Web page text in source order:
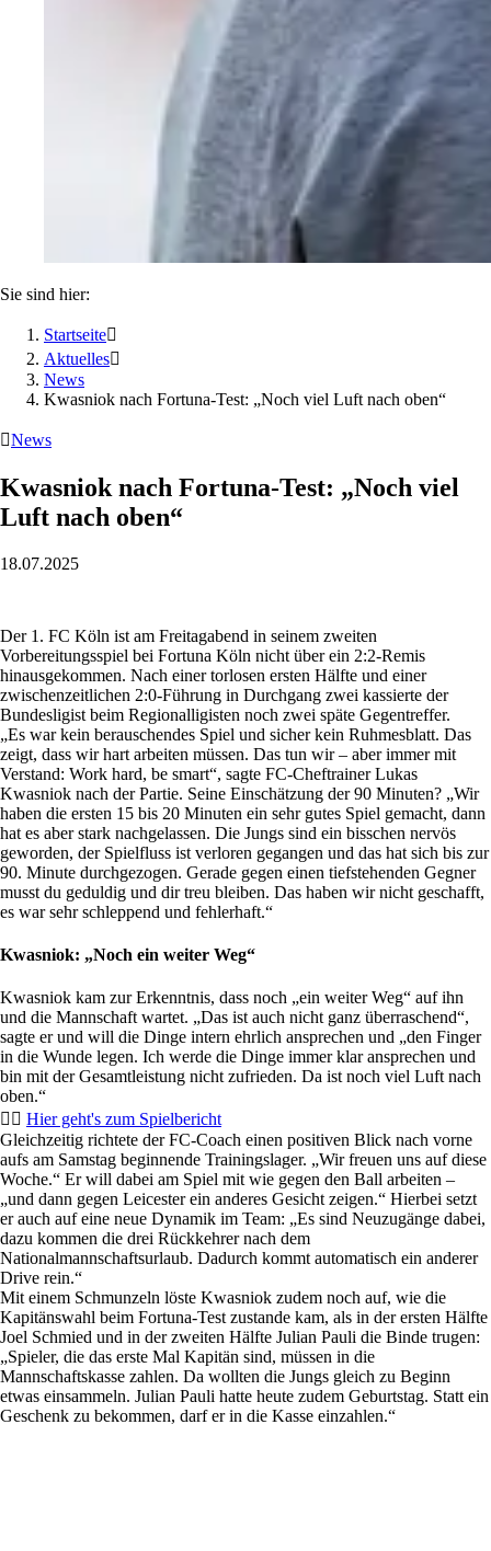
Sie sind hier:
Startseite
Aktuelles
News
Kwasniok nach Fortuna-Test: „Noch viel Luft nach oben“
News
Kwasniok nach Fortuna-Test: „Noch viel
Luft nach oben“
18.07.2025
Der 1. FC Köln ist am Freitagabend in seinem zweiten
Vorbereitungsspiel bei Fortuna Köln nicht über ein 2:2-Remis
hinausgekommen. Nach einer torlosen ersten Hälfte und einer
zwischenzeitlichen 2:0-Führung in Durchgang zwei kassierte der
Bundesligist beim Regionalligisten noch zwei späte Gegentreffer.
„Es war kein berauschendes Spiel und sicher kein Ruhmesblatt. Das
zeigt, dass wir hart arbeiten müssen. Das tun wir – aber immer mit
Verstand: Work hard, be smart“, sagte FC-Cheftrainer Lukas
Kwasniok nach der Partie. Seine Einschätzung der 90 Minuten? „Wir
haben die ersten 15 bis 20 Minuten ein sehr gutes Spiel gemacht, dann
hat es aber stark nachgelassen. Die Jungs sind ein bisschen nervös
geworden, der Spielfluss ist verloren gegangen und das hat sich bis zur
90. Minute durchgezogen. Gerade gegen einen tiefstehenden Gegner
musst du geduldig und dir treu bleiben. Das haben wir nicht geschafft,
es war sehr schleppend und fehlerhaft.“
Kwasniok: „Noch ein weiter Weg“
Kwasniok kam zur Erkenntnis, dass noch „ein weiter Weg“ auf ihn
und die Mannschaft wartet. „Das ist auch nicht ganz überraschend“,
sagte er und will die Dinge intern ehrlich ansprechen und „den Finger
in die Wunde legen. Ich werde die Dinge immer klar ansprechen und
bin mit der Gesamtleistung nicht zufrieden. Da ist noch viel Luft nach
oben.“
👉🏻 Hier geht's zum Spielbericht
Gleichzeitig richtete der FC-Coach einen positiven Blick nach vorne
aufs am Samstag beginnende Trainingslager. „Wir freuen uns auf diese
Woche.“ Er will dabei am Spiel mit wie gegen den Ball arbeiten –
„und dann gegen Leicester ein anderes Gesicht zeigen.“ Hierbei setzt
er auch auf eine neue Dynamik im Team: „Es sind Neuzugänge dabei,
dazu kommen die drei Rückkehrer nach dem
Nationalmannschaftsurlaub. Dadurch kommt automatisch ein anderer
Drive rein.“
Mit einem Schmunzeln löste Kwasniok zudem noch auf, wie die
Kapitänswahl beim Fortuna-Test zustande kam, als in der ersten Hälfte
Joel Schmied und in der zweiten Hälfte Julian Pauli die Binde trugen:
„Spieler, die das erste Mal Kapitän sind, müssen in die
Mannschaftskasse zahlen. Da wollten die Jungs gleich zu Beginn
etwas einsammeln. Julian Pauli hatte heute zudem Geburtstag. Statt ein
Geschenk zu bekommen, darf er in die Kasse einzahlen.“